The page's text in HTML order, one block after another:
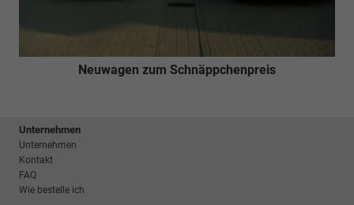
Neuwagen zum Schnäppchenpreis
Unternehmen
Unternehmen
Kontakt
FAQ
Wie bestelle ich